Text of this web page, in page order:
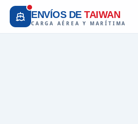
ENVÍOS DE TAIWAN
CARGA AÉREA Y MARÍTIMA